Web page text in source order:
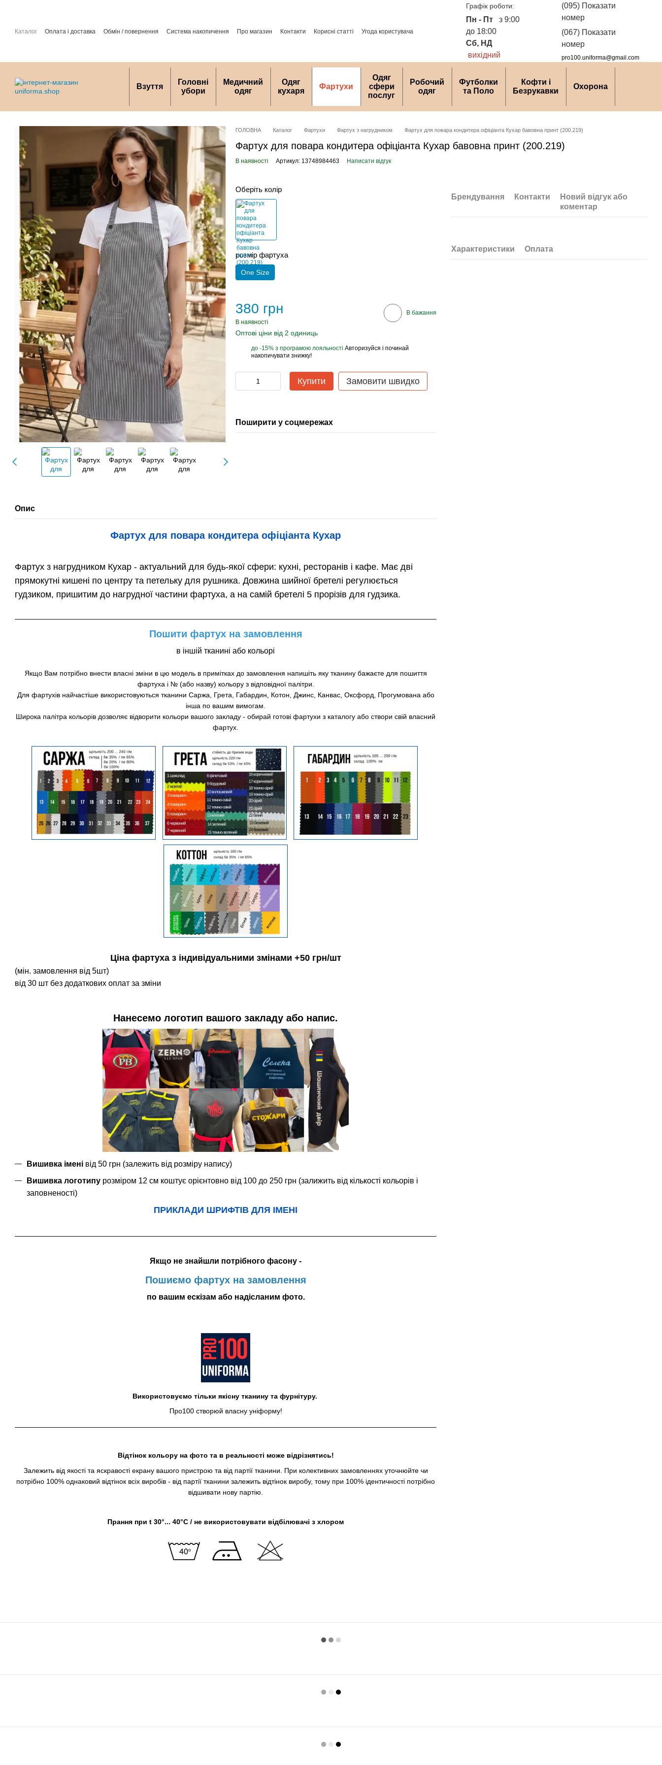
Каталог Оплата і доставка Обмін / повернення Система накопичення Про магазин Контакти Корисні статті
Угода користувача
Графік роботи:
Пн - Птз 9:00
до 18:00
Сб, НД
вихідний
(095) Показати
номер
(067) Показати
номер
pro100.uniforma@gmail.com
Взуття
Головні
убори
Медичний
одяг
Одяг
кухаря
Фартухи
Одяг
сфери
послуг
Робочий
одяг
Футболки
та Поло
Кофти і
Безрукавки
Охорона
ГОЛОВНА Каталог Фартухи Фартух з нагрудником Фартух для повара кондитера офіціанта Кухар бавовна принт (200.219)
Фартух для повара кондитера офіціанта Кухар бавовна принт (200.219)
В наявності Артикул: 13748984463 Написати відгук
Оберіть колір
розмір фартуха
One Size
380 грн
В наявності
В бажання
Оптові ціни від 2 одиниць
до -15% з програмою лояльності Авторизуйся і починай
накопичувати знижку!
Купити Замовити швидко
Поширити у соцмережах
Брендування Контакти
Новий відгук або
коментар
Характеристики Оплата
Опис
Фартух для повара кондитера офіціанта Кухар
Фартух з нагрудником Кухар - актуальний для будь-якої сфери: кухні, ресторанів і кафе. Має дві
прямокутні кишені по центру та петельку для рушника. Довжина шийної бретелі регулюється
гудзиком, пришитим до нагрудної частини фартуха, а на самій бретелі 5 прорізів для гудзика.
Пошити фартух на замовлення
в іншій тканині або кольорі
Якщо Вам потрібно внести власні зміни в цю модель в примітках до замовлення напишіть яку тканину бажаєте для пошиття
фартуха і № (або назву) кольору з відповідної палітри.
Для фартухів найчастіше використовуються тканини Саржа, Грета, Габардин, Котон, Джинс, Канвас, Оксфорд, Прогумована або
інша по вашим вимогам.
Широка палітра кольорів дозволяє відворити кольори вашого закладу - обирай готові фартухи з каталогу або створи свій власний
фартух.
Ціна фартуха з індивідуальними змінами +50 грн/шт
(мін. замовлення від 5шт)
від 30 шт без додаткових оплат за зміни
Нанесемо логотип вашого закладу або напис.
Вишивка імені від 50 грн (залежить від розміру напису)
Вишивка логотипу розміром 12 см коштує орієнтовно від 100 до 250 грн (залижить від кількості кольорів і
заповненості)
ПРИКЛАДИ ШРИФТІВ ДЛЯ ІМЕНІ
Якщо не знайшли потрібного фасону -
Пошиємо фартух на замовлення
по вашим ескізам або надісланим фото.
Використовуємо тільки якісну тканину та фурнітуру.
Про100 створюй власну уніформу!
Відтінок кольору на фото та в реальності може відрізнятись!
Залежить від якості та яскравості екрану вашого пристрою та від партії тканини. При колективних замовленнях уточнюйте чи
потрібно 100% однаковий відтінок всіх виробів - від партії тканини залежить відтінок виробу, тому при 100% ідентичності потрібно
відшивати нову партію.
Прання при t 30°... 40°C / не використовувати відбілювачі з хлором